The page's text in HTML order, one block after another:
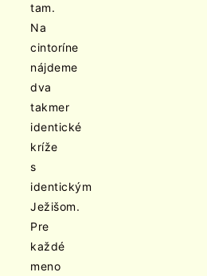
tam.
Na
cintoríne
nájdeme
dva
takmer
identické
kríže
s
identickým
Ježišom.
Pre
každé
meno